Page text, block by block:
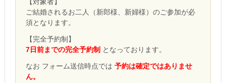
【対象者】
ご結婚されるお二人（新郎様、新婦様）のご参加が必
須となります。
【完全予約制】
7日前までの完全予約制 となっております。
なお フォーム送信時点では 予約は確定ではありませ
ん。